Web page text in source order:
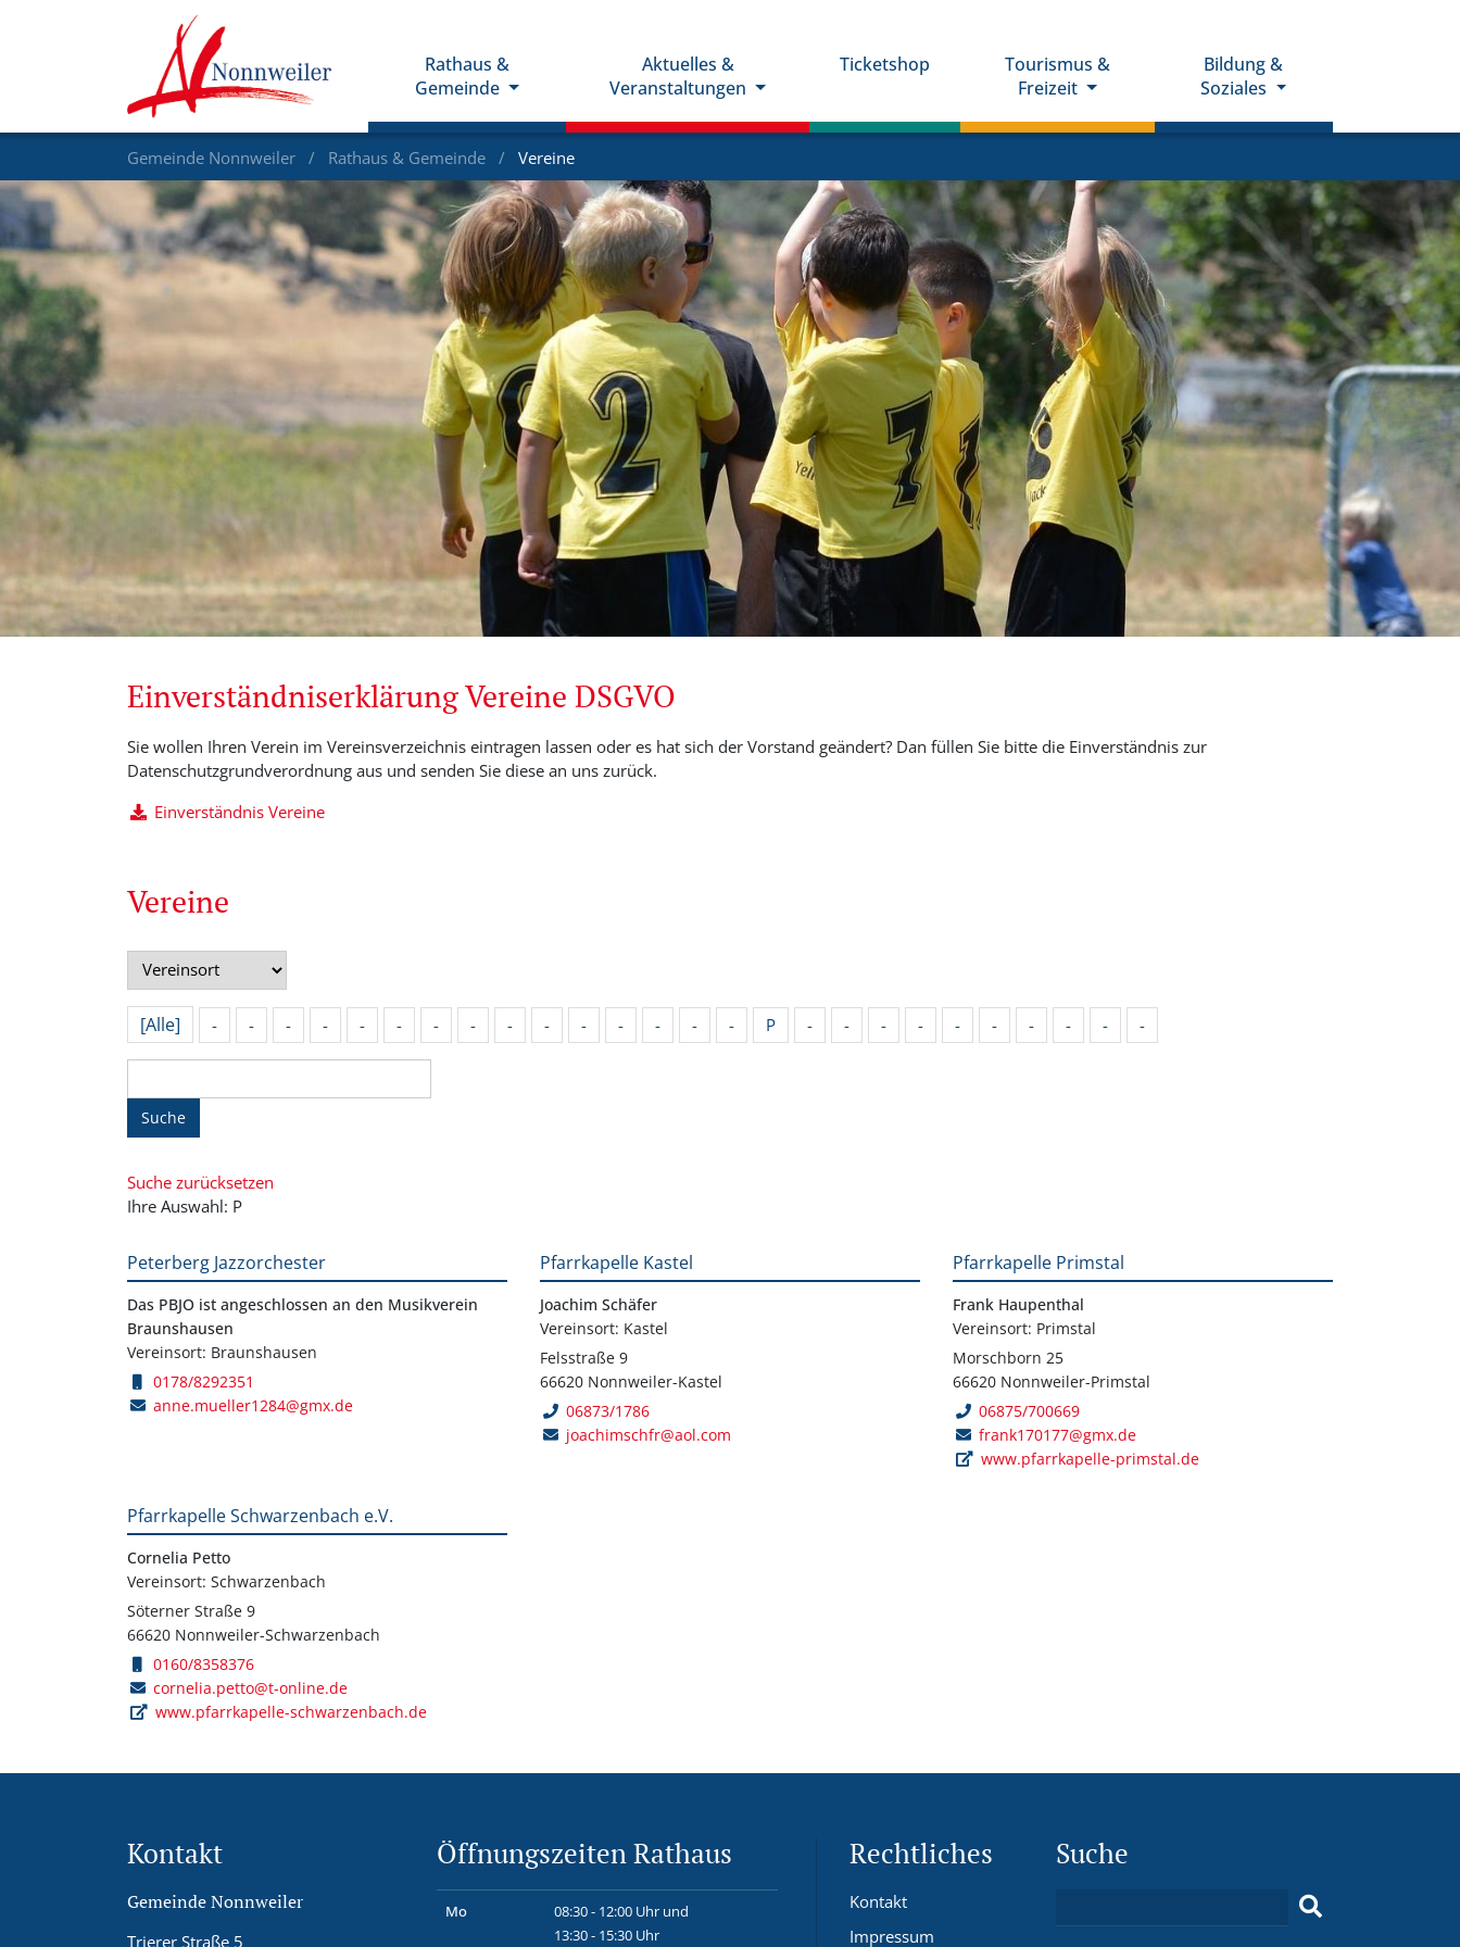
Rathaus &
Gemeinde
Aktuelles &
Veranstaltungen
Ticketshop
Tourismus &
Freizeit
Bildung &
Soziales
Gemeinde Nonnweiler Rathaus & Gemeinde Vereine
Einverständniserklärung Vereine DSGVO
Sie wollen Ihren Verein im Vereinsverzeichnis eintragen lassen oder es hat sich der Vorstand geändert? Dan füllen Sie bitte die Einverständnis zur
Datenschutzgrundverordnung aus und senden Sie diese an uns zurück.
Einverständnis Vereine
Vereine
[Alle] - - - - - - - - - - - - - - - P - - - - - - - - - -
Suche
Suche zurücksetzen
Ihre Auswahl: P
Peterberg Jazzorchester
Das PBJO ist angeschlossen an den Musikverein
Braunshausen
Vereinsort: Braunshausen
0178/8292351
anne.mueller1284@gmx.de
Pfarrkapelle Kastel
Joachim Schäfer
Vereinsort: Kastel
Felsstraße 9
66620 Nonnweiler-Kastel
06873/1786
joachimschfr@aol.com
Pfarrkapelle Primstal
Frank Haupenthal
Vereinsort: Primstal
Morschborn 25
66620 Nonnweiler-Primstal
06875/700669
frank170177@gmx.de
www.pfarrkapelle-primstal.de
Pfarrkapelle Schwarzenbach e.V.
Cornelia Petto
Vereinsort: Schwarzenbach
Söterner Straße 9
66620 Nonnweiler-Schwarzenbach
0160/8358376
cornelia.petto@t-online.de
www.pfarrkapelle-schwarzenbach.de
Kontakt
Gemeinde Nonnweiler
Trierer Straße 5
Öffnungszeiten Rathaus
Mo
08:30 - 12:00 Uhr und
13:30 - 15:30 Uhr
Rechtliches
Kontakt
Impressum
Suche